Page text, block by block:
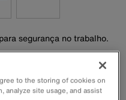
segurança no trabalho.
com camada inferior
pode estar
to the storing of cookies on
analyze site usage, and assist